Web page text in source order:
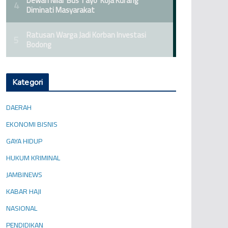
Kategori
DAERAH
EKONOMI BISNIS
GAYA HIDUP
HUKUM KRIMINAL
JAMBINEWS
KABAR HAJI
NASIONAL
PENDIDIKAN